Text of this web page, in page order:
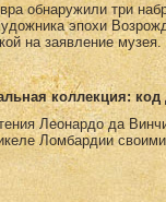
обнаружили три
эпохи
на заявление музея.
коллекция:
Леонардо да
Ломбардии